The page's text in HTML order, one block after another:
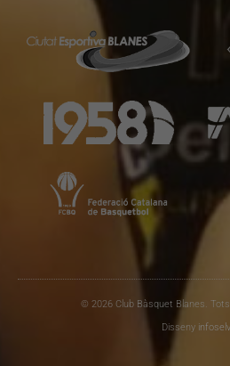
© 2026 Club Bàsquet Blanes.
Disseny